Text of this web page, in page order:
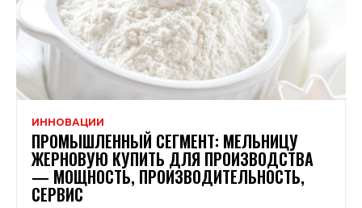
ИННОВАЦИИ
ПРОМЫШЛЕННЫЙ СЕГМЕНТ: МЕЛЬНИЦУ
ЖЕРНОВУЮ КУПИТЬ ДЛЯ ПРОИЗВОДСТВА
— МОЩНОСТЬ, ПРОИЗВОДИТЕЛЬНОСТЬ,
СЕРВИС